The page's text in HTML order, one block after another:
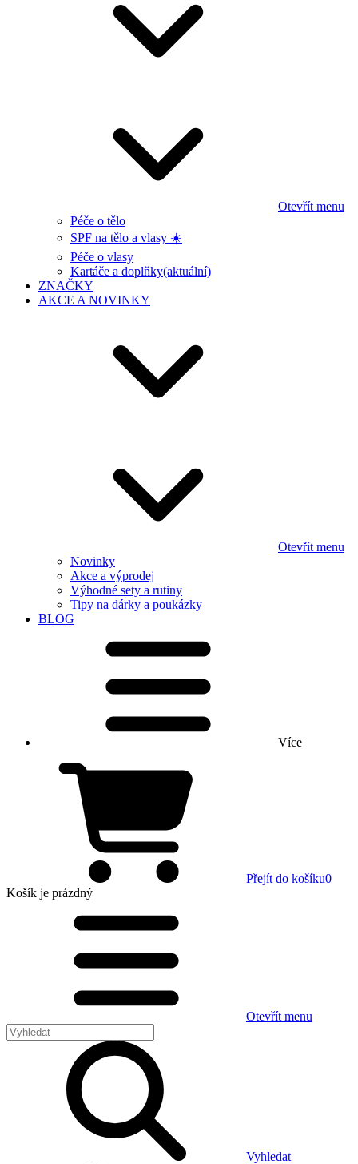
Otevřít menu
Péče o tělo
SPF na tělo a vlasy ☀️
Péče o vlasy
Kartáče a doplňky(aktuální)
ZNAČKY
AKCE A NOVINKY
Otevřít menu
Novinky
Akce a výprodej
Výhodné sety a rutiny
Tipy na dárky a poukázky
BLOG
Více
Přejít do košíku0
Košík je prázdný
Otevřít menu
Vyhledat